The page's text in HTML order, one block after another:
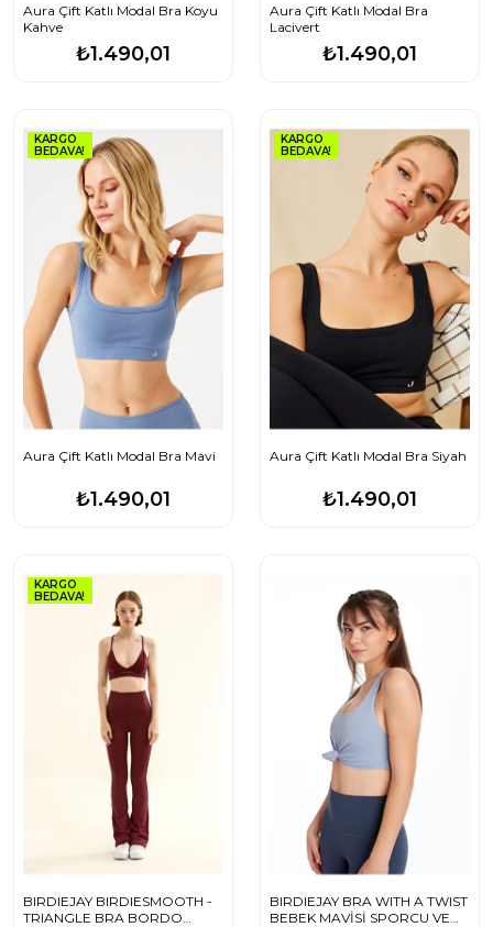
Aura Çift Katlı Modal Bra Koyu
Kahve
₺1.490,01
Aura Çift Katlı Modal Bra
Lacivert
₺1.490,01
KARGO
BEDAVA!
Aura Çift Katlı Modal Bra Mavi
₺1.490,01
KARGO
BEDAVA!
Aura Çift Katlı Modal Bra Siyah
₺1.490,01
KARGO
BEDAVA!
BIRDIEJAY BIRDIESMOOTH -
TRIANGLE BRA BORDO
BIRDIEJAY BRA WITH A TWIST
BEBEK MAVİSİ SPORCU VE